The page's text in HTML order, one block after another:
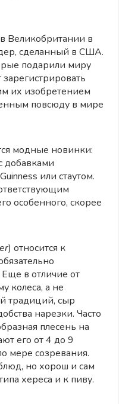
Великобритании в
сделанный в США.
подарили миру
их изобретением
повсюду в мире
модные новинки:
добавками
или стаутом.
особенного, скорее
) относится к
в отличие от
колеса, а не
традиций, сыр
нарезки. Часто
плесень на
его от 4 до 9
мере созревания.
но хорош и сам
хереса и к пиву.